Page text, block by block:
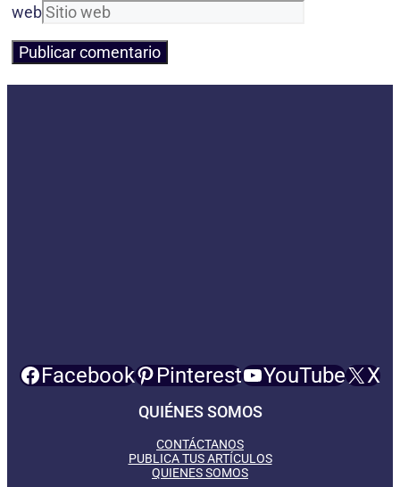
web
Facebook Pinterest YouTube X
QUIÉNES SOMOS
CONTÁCTANOS
PUBLICA TUS ARTÍCULOS
QUIENES SOMOS